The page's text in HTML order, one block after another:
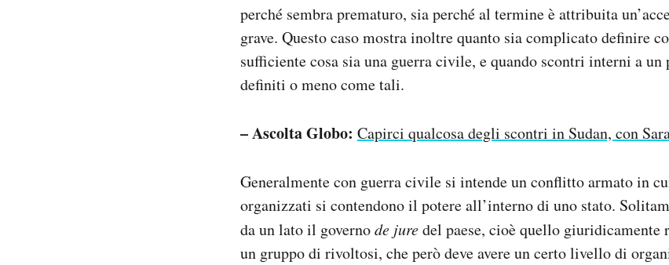
perché sembra prematuro, sia perché al termine è attribuita
grave. Questo caso mostra inoltre quanto sia complicato definire
sufficiente cosa sia una guerra civile, e quando scontri interni a un
definiti o meno come tali.
– Ascolta Globo: Capirci qualcosa degli scontri in Sudan, con
Generalmente con guerra civile si intende un conflitto armato in
organizzati si contendono il potere all’interno di uno stato.
da un lato il governode juredel paese, cioè quello
un gruppo di rivoltosi, che però deve avere un certo livello di